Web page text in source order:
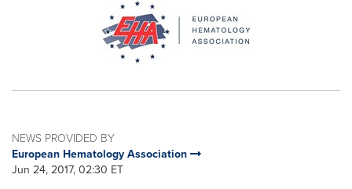
NEWS PROVIDED BY
European Hematology Association
Jun 24, 2017, 02:30 ET